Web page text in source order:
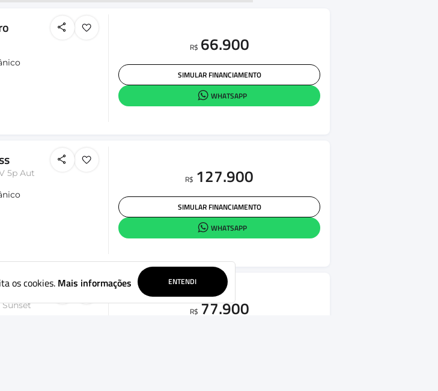
R$ 66.900
SIMULAR FINANCIAMENTO
WHATSAPP
5p Aut
R$ 127.900
SIMULAR FINANCIAMENTO
WHATSAPP
Sunset
R$ 77.900
os cookies. Mais informações ENTENDI